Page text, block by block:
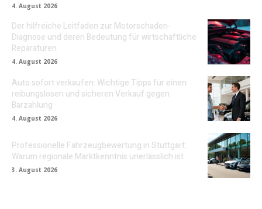
4. August 2026
Der hilfreiche Leitfaden zur Motorschaden-
Diagnose und deren Bedeutung für wirtschaftliche
Reparaturen
4. August 2026
Auto sofort verkaufen: Wichtige Tipps für einen
reibungslosen und sicheren Verkauf gegen
Barzahlung
4. August 2026
Professionelle Fahrzeugbewertung in Stuttgart:
Warum regionale Marktkenntnis unerlässlich ist
3. August 2026